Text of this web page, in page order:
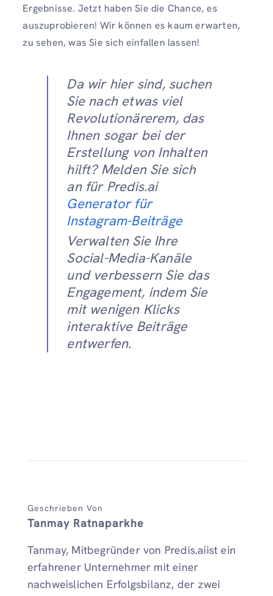
Ergebnisse. Jetzt haben Sie die Chance, es
auszuprobieren! Wir können es kaum erwarten,
zu sehen, was Sie sich einfallen lassen!
Da wir hier sind, suchen
Sie nach etwas viel
Revolutionärerem, das
Ihnen sogar bei der
Erstellung von Inhalten
hilft? Melden Sie sich
an für Predis.ai
Generator für
Instagram-Beiträge
Verwalten Sie Ihre
Social-Media-Kanäle
und verbessern Sie das
Engagement, indem Sie
mit wenigen Klicks
interaktive Beiträge
entwerfen.
Geschrieben Von
Tanmay Ratnaparkhe
Tanmay, Mitbegründer von Predis.aiist ein
erfahrener Unternehmer mit einer
nachweislichen Erfolgsbilanz, der zwei